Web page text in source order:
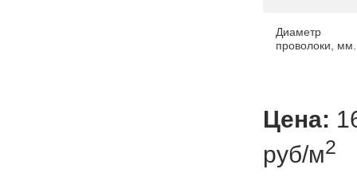
Диаметр
проволоки, мм.
Цена:
руб/м2